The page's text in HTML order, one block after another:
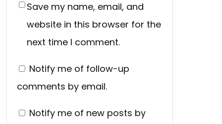
Save my name, email, and
website in this browser for the
next time I comment.
Notify me of follow-up
comments by email.
Notify me of new posts by